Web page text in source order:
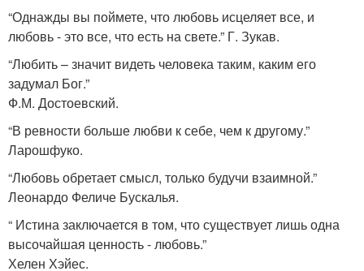
“Однажды вы поймете, что любовь исцеляет все, и
любовь - это все, что есть на свете.” Г. Зукав.
“Любить – значит видеть человека таким, каким его
задумал Бог.”
Ф.М. Достоевский.
“В ревности больше любви к себе, чем к другому.”
Ларошфуко.
“Любовь обретает смысл, только будучи взаимной.”
Леонардо Феличе Бускалья.
“ Истина заключается в том, что существует лишь одна
высочайшая ценность - любовь.”
Хелен Хэйес.